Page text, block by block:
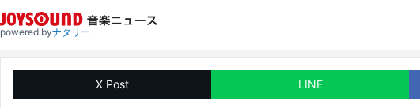
powered byナタリー
X Post LINE